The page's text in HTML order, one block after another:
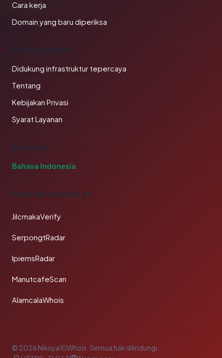
Cara kerja
Domain yang baru diperiksa
PERUSAHAAN
Didukung infrastruktur tepercaya
Tentang
Kebijakan Privasi
Syarat Layanan
BAHASA
Bahasa Indonesia
TAUTAN SAHABAT
JilcmakaVerify
SerpongtRadar
IpiemsRadar
ManutcafeScan
AlamcalaWhois
© 2026 Nikoya10Whois. Semua hak dilindungi.